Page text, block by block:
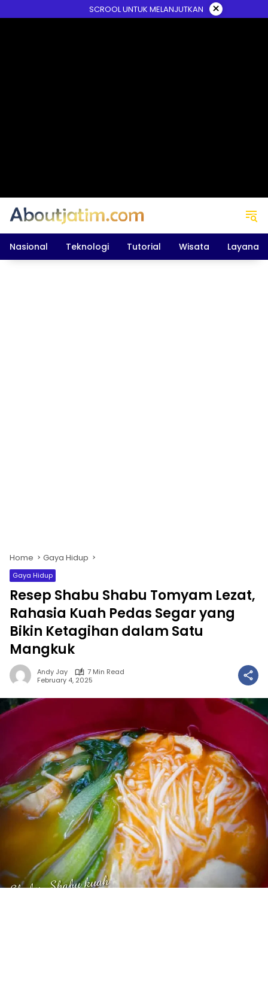
to
SCROOL UNTUK MELANJUTKAN ×
Nasional Teknologi Tutorial Wisata Layanan
Home Gaya Hidup
Gaya Hidup
Resep Shabu Shabu Tomyam Lezat,
Rahasia Kuah Pedas Segar yang
Bikin Ketagihan dalam Satu
Mangkuk
Andy Jay
7 Min Read
February 4, 2025